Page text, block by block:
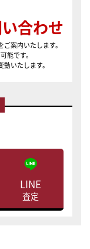
合わせ
案内いたします。
能です。
いたします。
LINE
査定